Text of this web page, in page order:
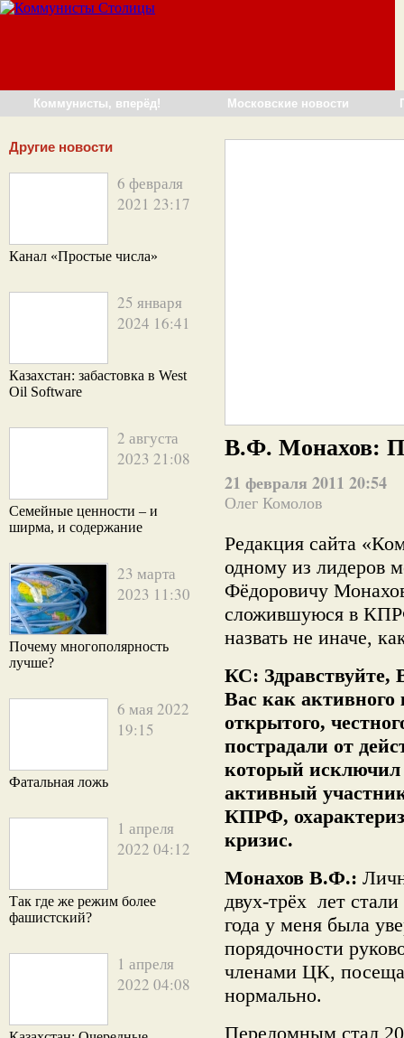
Коммунисты, вперёд! Московские новости
Другие новости
6 февраля
2021 23:17
Канал «Простые числа»
25 января
2024 16:41
Казахстан: забастовка в West
Oil Software
2 августа
2023 21:08
Семейные ценности – и
ширма, и содержание
23 марта
2023 11:30
Почему многополярность
лучше?
6 мая 2022
19:15
Фатальная ложь
1 апреля
2022 04:12
Так где же режим более
фашистский?
1 апреля
2022 04:08
В.Ф. Монахов:
21 февраля 2011 20:54
Олег Комолов
Редакция сайта
одному из лидеров
Фёдоровичу
сложившуюся в
назвать не иначе,
КС:
Вас как активного
открытого,
пострадали от
который
активный
КПРФ,
кризис.
Монахов В.Ф.:
двух-трёх лет
года у меня была
порядочности
членами ЦК,
нормально.
Переломным стал